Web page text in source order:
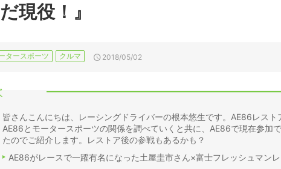
現役！』
タースポーツ クルマ 2018/05/02
皆さんこんにちは、レーシングドライバーの根本悠生です。AE86レスト
AE86とモータースポーツの関係を調べていくと共に、AE86で現在参加
たのでご紹介します。レストア後の参戦もあるかも？
AE86がレースで一躍有名になった土屋圭市さん×富士フレッシュマン